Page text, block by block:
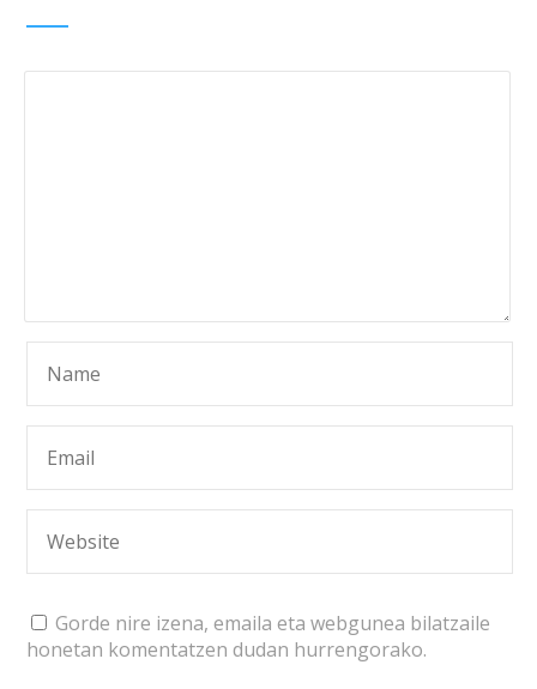
Gorde nire izena, emaila eta webgunea bilatzaile
honetan komentatzen dudan hurrengorako.